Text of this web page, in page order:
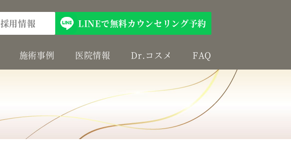
採用情報 LINEで無料カウンセリング予約
施術事例 医院情報 Dr.コスメ FAQ